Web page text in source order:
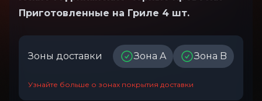
Приготовленные на Гриле 4 шт.
Зоны доставки Зона A Зона B
Узнайте больше о зонах покрытия доставки